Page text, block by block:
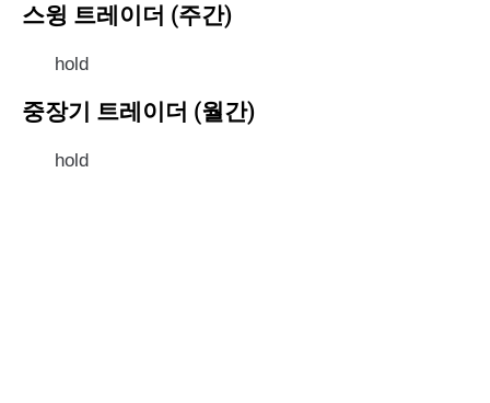
스윙 트레이더 (주간)
hold
중장기 트레이더 (월간)
hold